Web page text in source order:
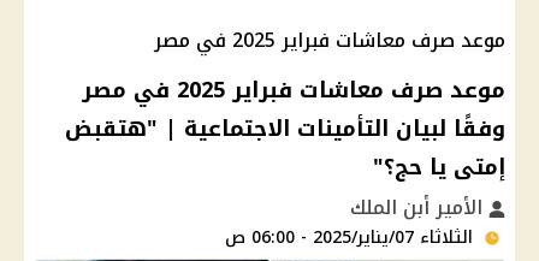
موعد صرف معاشات فبراير 2025 في مصر
موعد صرف معاشات فبراير 2025 في مصر
وفقًا لبيان التأمينات الاجتماعية | "هتقبض
إمتى يا حج؟"
الأمير أبن الملك
الثلاثاء 07/يناير/2025 - 06:00 ص